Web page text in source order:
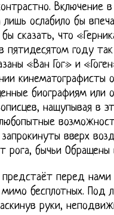
Включение
лишь ослабило бы
сказать, что
пятидесятом году
«Ван Гог» и
кинематографисты
биографиям или
нащупывая в
вверх
рога, бычьи Обращены
перед нами
мимо бесплотных. Под
руки,